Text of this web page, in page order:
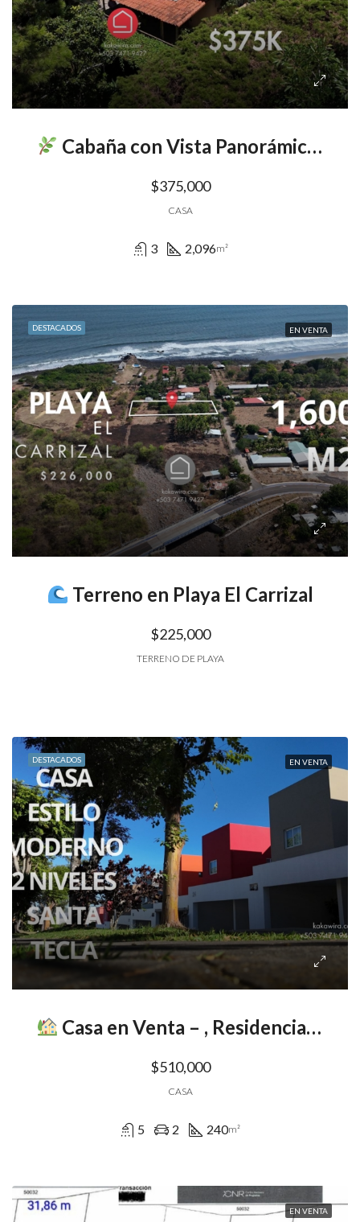
Cabaña con Vista Panorámica Camino al Volcán
$375,000
CASA
3 2,096m²
DESTACADOS EN VENTA
Terreno en Playa El Carrizal
$225,000
TERRENO DE PLAYA
DESTACADOS EN VENTA
Casa en Venta – , Residencial Primavera , Santa Tecla
$510,000
CASA
5 2 240m²
EN VENTA